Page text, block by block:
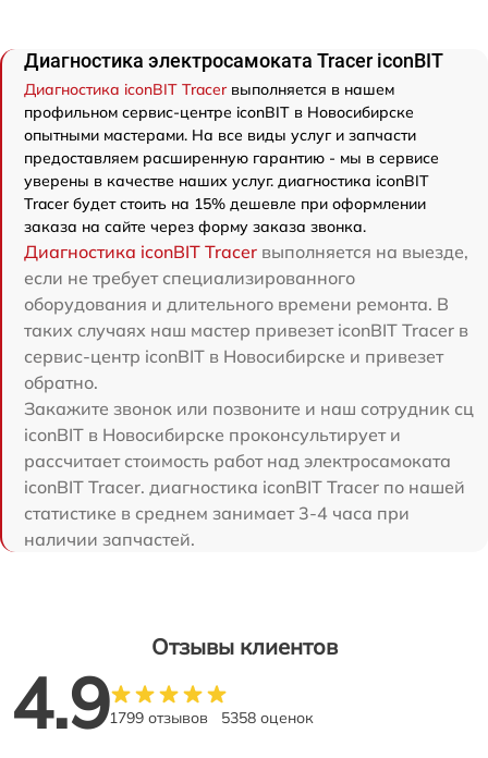
Диагностика электросамоката Tracer iconBIT
Диагностика iconBIT Tracerвыполняется в нашем
профильном сервис-центре iconBIT в Новосибирске
опытными мастерами. На все виды услуг и запчасти
предоставляем расширенную гарантию - мы в сервисе
уверены в качестве наших услуг. диагностика iconBIT
Tracer будет стоить на 15% дешевле при оформлении
заказа на сайте через форму заказа звонка.
Диагностика iconBIT Tracer выполняется на выезде,
если не требует специализированного
оборудования и длительного времени ремонта. В
таких случаях наш мастер привезет iconBIT Tracer в
сервис-центр iconBIT в Новосибирске и привезет
обратно.
Закажите звонок или позвоните и наш сотрудник сц
iconBIT в Новосибирске проконсультирует и
рассчитает стоимость работ над электросамоката
iconBIT Tracer. диагностика iconBIT Tracer по нашей
статистике в среднем занимает 3-4 часа при
наличии запчастей.
Отзывы клиентов
4.91799 отзывов 5358 оценок